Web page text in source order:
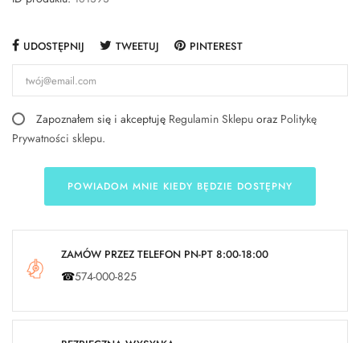
UDOSTĘPNIJ TWEETUJ PINTEREST
Zapoznałem się i akceptuję Regulamin Sklepu oraz Politykę
Prywatności sklepu.
POWIADOM MNIE KIEDY BĘDZIE DOSTĘPNY
ZAMÓW PRZEZ TELEFON PN-PT 8:00-18:00
☎574-000-825